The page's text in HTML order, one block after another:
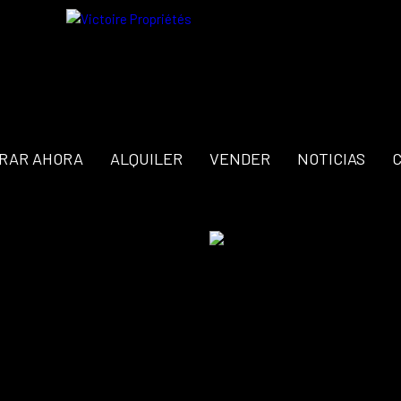
AHORA ALQUILER VENDER NOTICIAS